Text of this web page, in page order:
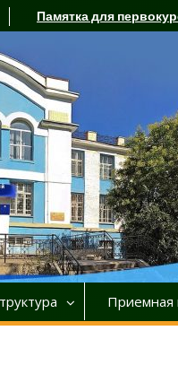
Памятка для
Приемная